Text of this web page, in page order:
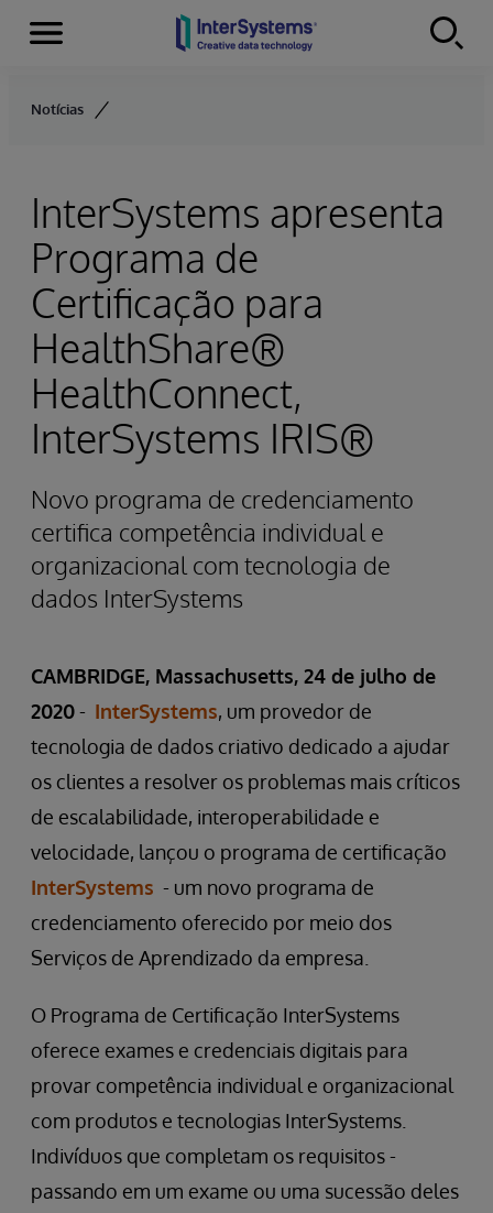
Skip to content
Menu
Notícias
InterSystems apresenta
Programa de
Certificação para
HealthShare®
HealthConnect,
InterSystems IRIS®
Novo programa de credenciamento
certifica competência individual e
organizacional com tecnologia de
dados InterSystems
CAMBRIDGE, Massachusetts, 24 de julho de
2020- InterSystems, um provedor de
tecnologia de dados criativo dedicado a ajudar
os clientes a resolver os problemas mais críticos
de escalabilidade, interoperabilidade e
velocidade, lançou o programa de certificação
InterSystems - um novo programa de
credenciamento oferecido por meio dos
Serviços de Aprendizado da empresa.
O Programa de Certificação InterSystems
oferece exames e credenciais digitais para
provar competência individual e organizacional
com produtos e tecnologias InterSystems.
Indivíduos que completam os requisitos -
passando em um exame ou uma sucessão deles